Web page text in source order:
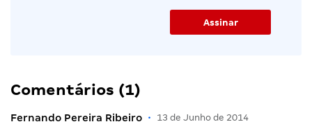
Comentários (1)
Fernando Pereira Ribeiro • 13 de Junho de 2014